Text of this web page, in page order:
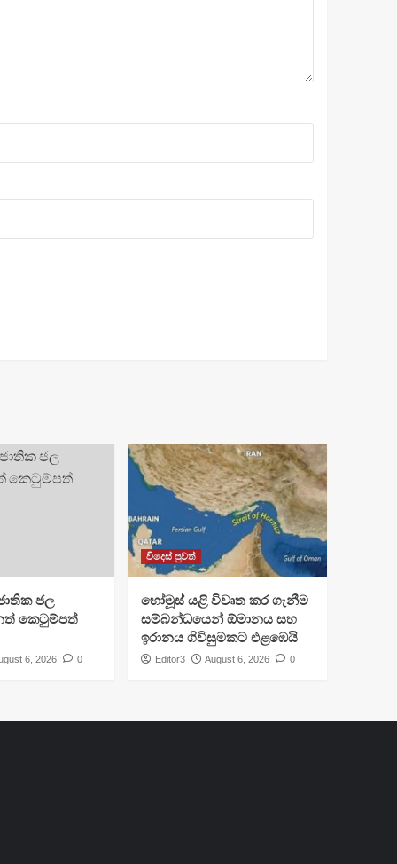
ජල
කෙටුම්පත්
6, 2026 0
විදෙස් පුවත්
හෝමූස් යළි විවෘත කර ගැනීම
සම්බන්ධයෙන් ඕමානය සහ
ඉරානය ගිවිසුමකට එළඹෙයි
Editor3 August 6, 2026 0